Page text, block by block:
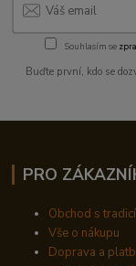
Souhlasím se
Buďte první, kdo se
PRO
Obchod s tradicí
Vše o nákupu
Doprava a